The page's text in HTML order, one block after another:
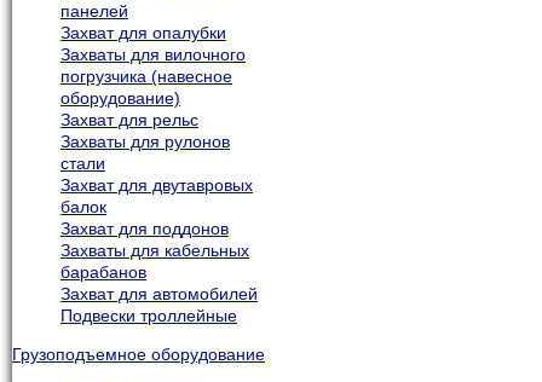
панелей
Захват для опалубки
Захваты для вилочного
погрузчика (навесное
оборудование)
Захват для рельс
Захваты для рулонов
стали
Захват для двутавровых
балок
Захват для поддонов
Захваты для кабельных
барабанов
Захват для автомобилей
Подвески троллейные
Грузоподъемное оборудование